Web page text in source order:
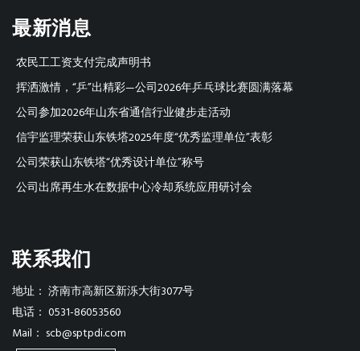
最新消息
农民工工资支付完成声明书
挥洒激情，“乒”出精彩—公司2026年乒乓球比赛圆满落幕
公司参加2026年山东省通信行业健步走活动
信宇监理荣获山东铁塔2025年度“优秀监理单位”表彰
公司荣获山东铁塔“优秀设计单位”称号
公司出席再生水在数据中心冷却系统应用研讨会
联系我们
地址： 济南市高新区新泺大街3077号
电话： 0531-86053560
Mail： scb@sptpdi.com